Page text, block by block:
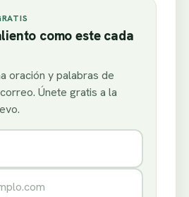
como este cada
oración y palabras de
Únete gratis a la